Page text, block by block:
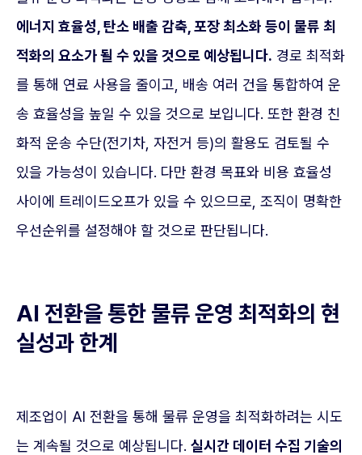
에너지 효율성, 탄소 배출 감축, 포장 최소화 등이 물류 최
적화의 요소가 될 수 있을 것으로 예상됩니다. 경로 최적화
를 통해 연료 사용을 줄이고, 배송 여러 건을 통합하여 운
송 효율성을 높일 수 있을 것으로 보입니다. 또한 환경 친
화적 운송 수단(전기차, 자전거 등)의 활용도 검토될 수
있을 가능성이 있습니다. 다만 환경 목표와 비용 효율성
사이에 트레이드오프가 있을 수 있으므로, 조직이 명확한
우선순위를 설정해야 할 것으로 판단됩니다.
AI 전환을 통한 물류 운영 최적화의 현
실성과 한계
제조업이 AI 전환을 통해 물류 운영을 최적화하려는 시도
는 계속될 것으로 예상됩니다. 실시간 데이터 수집 기술의